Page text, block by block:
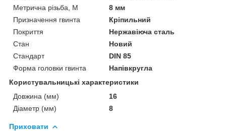
Метрична різьба, М
8 мм
Призначення гвинта
Кріпильний
Покриття
Нержавіюча сталь
Стан
Новий
Стандарт
DIN 85
Форма головки гвинта
Напівкругла
Користувальницькі характеристики
Довжина (мм)
16
Діаметр (мм)
8
Приховати